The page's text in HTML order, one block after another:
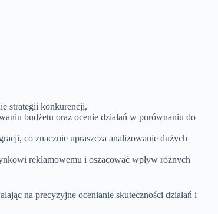
strategii konkurencji,
budżetu oraz ocenie działań w porównaniu do
co znacznie upraszcza analizowanie dużych
reklamowemu i oszacować wpływ różnych
na precyzyjne ocenianie skuteczności działań i